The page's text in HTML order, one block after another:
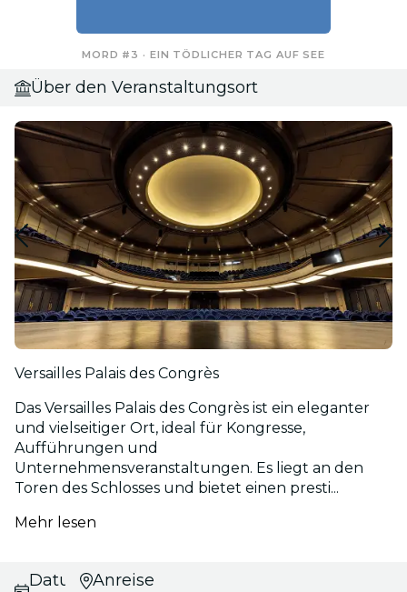
MORD #3 · EIN TÖDLICHER TAG AUF SEE
Über den Veranstaltungsort
Versailles Palais des Congrès
Das Versailles Palais des Congrès ist ein eleganter
und vielseitiger Ort, ideal für Kongresse,
Aufführungen und
Unternehmensveranstaltungen. Es liegt an den
Toren des Schlosses und bietet einen presti...
Mehr lesen
Datums- und
Anreise